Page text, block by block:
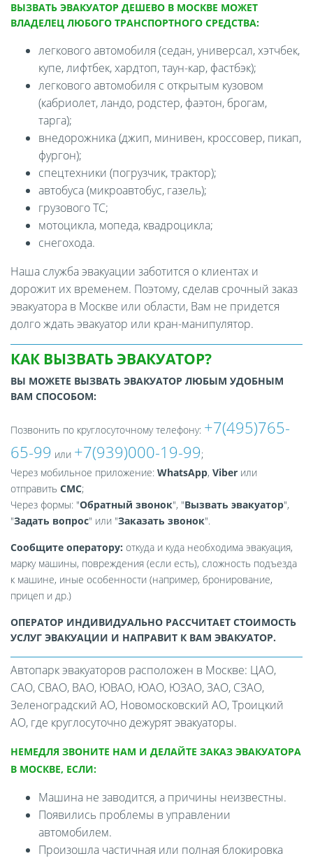
ВЫЗВАТЬ ЭВАКУАТОР ДЕШЕВО В МОСКВЕ МОЖЕТ
ВЛАДЕЛЕЦ ЛЮБОГО ТРАНСПОРТНОГО СРЕДСТВА:
легкового автомобиля (седан, универсал, хэтчбек,
купе, лифтбек, хардтоп, таун-кар, фастбэк);
легкового автомобиля с открытым кузовом
(кабриолет, ландо, родстер, фаэтон, брогам,
тарга);
внедорожника (джип, минивен, кроссовер, пикап,
фургон);
спецтехники (погрузчик, трактор);
автобуса (микроавтобус, газель);
грузового ТС;
мотоцикла, мопеда, квадроцикла;
снегохода.
Наша служба эвакуации заботится о клиентах и
дорожит их временем. Поэтому, сделав срочный заказ
эвакуатора в Москве или области, Вам не придется
долго ждать эвакуатор или кран-манипулятор.
КАК ВЫЗВАТЬ ЭВАКУАТОР?
ВЫ МОЖЕТЕ ВЫЗВАТЬ ЭВАКУАТОР ЛЮБЫМ УДОБНЫМ
ВАМ СПОСОБОМ:
Позвонить по круглосуточному телефону: +7(495)765-
65-99 или +7(939)000-19-99;
Через мобильное приложение: WhatsApp, Viber или
отправить СМС;
Через формы: "Обратный звонок", "Вызвать эвакуатор",
"Задать вопрос" или "Заказать звонок".
Сообщите оператору: откуда и куда необходима эвакуация,
марку машины, повреждения (если есть), сложность подъезда
к машине, иные особенности (например, бронирование,
прицеп и др.)
ОПЕРАТОР ИНДИВИДУАЛЬНО РАССЧИТАЕТ СТОИМОСТЬ
УСЛУГ ЭВАКУАЦИИ И НАПРАВИТ К ВАМ ЭВАКУАТОР.
Автопарк эвакуаторов расположен в Москве: ЦАО,
САО, СВАО, ВАО, ЮВАО, ЮАО, ЮЗАО, ЗАО, СЗАО,
Зеленоградский АО, Новомосковский АО, Троицкий
АО, где круглосуточно дежурят эвакуаторы.
НЕМЕДЛЯ ЗВОНИТЕ НАМ И ДЕЛАЙТЕ ЗАКАЗ ЭВАКУАТОРА
В МОСКВЕ, ЕСЛИ:
Машина не заводится, а причины неизвестны.
Появились проблемы в управлении
автомобилем.
Произошла частичная или полная блокировка